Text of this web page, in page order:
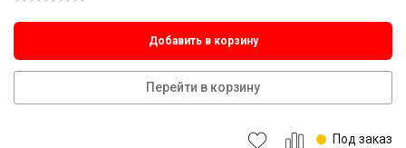
Добавить в корзину
Перейти в корзину
Под заказ